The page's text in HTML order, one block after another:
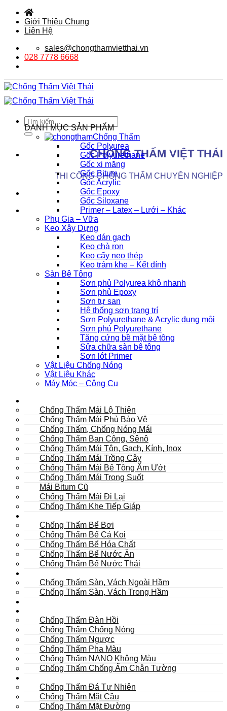
qua
Giới Thiệu Chung
Liên Hệ
sales@chongthamvietthai.vn
028 7778 6668
Tìm
kiếm:
CHỐNG THẤM VIỆT THÁI
THI CÔNG CHỐNG THẤM CHUYÊN NGHIỆP
DANH MỤC SẢN PHẨM
Chống Thấm
Gốc Polyurea
Gốc Polyurethane
Gốc xi măng
Gốc Bitum
Gốc Acrylic
Gốc Epoxy
Gốc Siloxane
Primer – Latex – Lưới – Khác
Phụ Gia – Vữa
Keo Xây Dựng
Keo dán gạch
Keo chà ron
Keo cấy neo thép
Keo trám khe – Kết dính
Sàn Bê Tông
Sơn phủ Polyurea khô nhanh
Sơn phủ Epoxy
Sơn tự san
Hệ thống sơn trang trí
Sơn Polyurethane & Acrylic dung môi
Sơn phủ Polyurethane
Tăng cứng bề mặt bê tông
Sửa chữa sàn bê tông
Sơn lót Primer
Vật Liệu Chống Nóng
Vật Liệu Khác
Máy Móc – Công Cụ
Chống Thấm Mái Lộ Thiên
Chống Thấm Mái Phủ Bảo Vệ
Chống Thấm, Chống Nóng Mái
Chống Thấm Ban Công, Sênô
Chống Thấm Mái Tôn, Gạch, Kính, Inox
Chống Thấm Mái Trồng Cây
Chống Thấm Mái Bê Tông Ẩm Ướt
Chống Thấm Mái Trong Suốt
Mái Bitum Cũ
Chống Thấm Mái Đi Lại
Chống Thấm Khe Tiếp Giáp
Chống Thấm Bể Bơi
Chống Thấm Bể Cá Koi
Chống Thấm Bể Hóa Chất
Chống Thấm Bể Nước Ăn
Chống Thấm Bể Nước Thải
Chống Thấm Sàn, Vách Ngoài Hầm
Chống Thấm Sàn, Vách Trong Hầm
Chống Thấm Đàn Hồi
Chống Thấm Chống Nóng
Chống Thấm Ngược
Chống Thấm Pha Màu
Chống Thấm NANO Không Màu
Chống Thấm Chống Ẩm Chân Tường
Chống Thấm Đá Tự Nhiên
Chống Thấm Mặt Cầu
Chống Thấm Mặt Đường